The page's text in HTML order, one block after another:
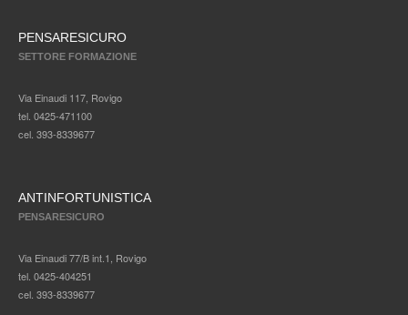
PENSARESICURO
SETTORE FORMAZIONE
Via Einaudi 117, Rovigo
tel. 0425-471100
cel. 393-8339677
ANTINFORTUNISTICA
PENSARESICURO
Via Einaudi 77/B int.1, Rovigo
tel. 0425-404251
cel. 393-8339677